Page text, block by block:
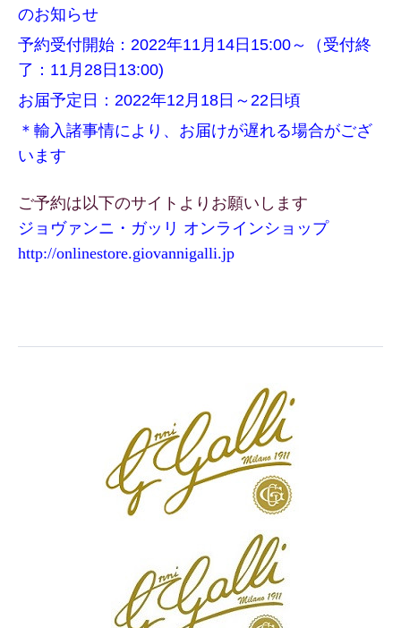
のお知らせ
予約受付開始：2022年11月14日15:00～（受付終
了：11月28日13:00)
お届予定日：2022年12月18日～22日頃
＊輸入諸事情により、お届けが遅れる場合がござ
います
ご予約は以下のサイトよりお願いします
ジョヴァンニ・ガッリ オンラインショップ
http://onlinestore.giovannigalli.jp